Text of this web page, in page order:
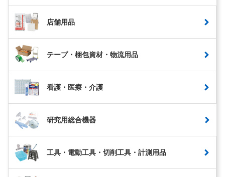
店舗用品
テープ・梱包資材・物流用品
看護・医療・介護
研究用総合機器
工具・電動工具・切削工具・計測用品